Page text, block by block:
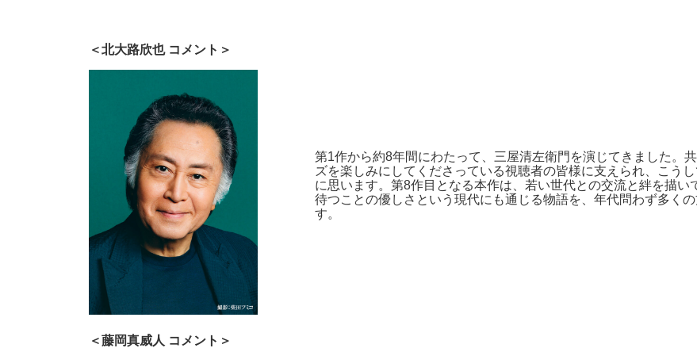
＜北大路欣也 コメント＞
第1作から約8年間にわたって、三屋清左衛門を演じてきました。
ズを楽しみにしてくださっている視聴者の皆様に支えられ、こう
に思います。第8作目となる本作は、若い世代との交流と絆を描い
待つことの優しさという現代にも通じる物語を、年代問わず多く
す。
＜藤岡真威人 コメント＞